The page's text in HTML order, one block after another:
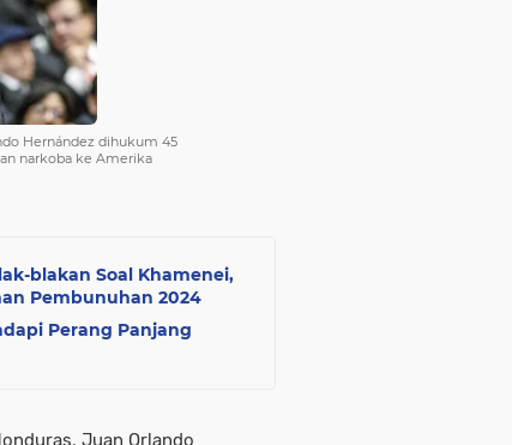
Hernández dihukum 45
narkoba ke Amerika
blakan Soal Khamenei,
Pembunuhan 2024
Perang Panjang
Juan Orlando